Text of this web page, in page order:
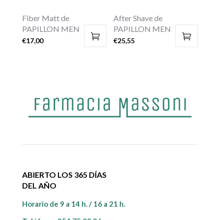
Fiber Matt de
PAPILLON MEN
€17,00
After Shave de
PAPILLON MEN
€25,55
ABIERTO LOS 365 DÍAS
DEL AÑO
Horario de 9 a 14 h. / 16 a 21 h.